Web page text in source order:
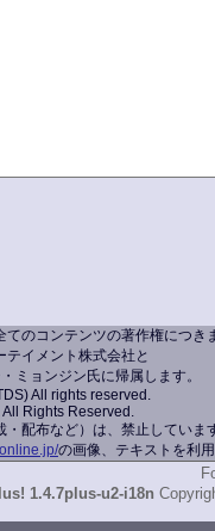
のコンテンツの著作権につき
イメント株式会社と
ミョンジン氏に帰属します。
All rights reserved.
Rights Reserved.
配布など）は、禁止していま
の画像、テキストを利用
1.4.7plus-u2-i18n